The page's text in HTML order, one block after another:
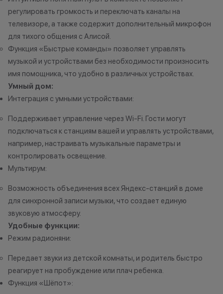
регулировать громкость и переключать каналы на
телевизоре, а также содержит дополнительный микрофон
для тихого общения с Алисой.
Функция «Быстрые команды» позволяет управлять
музыкой и устройствами без необходимости произносить
имя помощника, что удобно в различных устройствах.
Умный дом:
Интеграция с умными устройствами:
Поддерживает управление через Wi-Fi. Гости могут
подключаться к станциям вашей и управлять устройствами,
например, настраивать музыкальные параметры и
контролировать освещение.
Мультирум:
Возможность объединения всех Яндекс-станций в доме
для синхронной записи музыки, что создает единую
звуковую атмосферу.
Удобные функции:
Режим радионяни:
Передает звуки из детской комнаты, и родитель быстро
реагирует на пробуждение или плач ребенка.
Функция «Шёпот»: